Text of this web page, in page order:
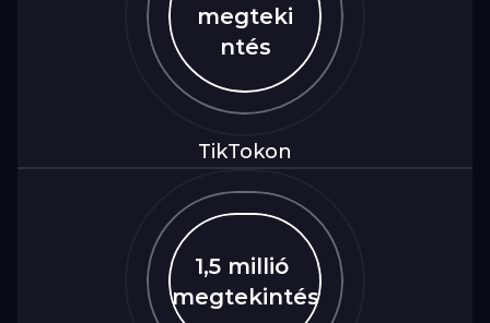
megteki
ntés
TikTokon
1,5 millió
megtekintés